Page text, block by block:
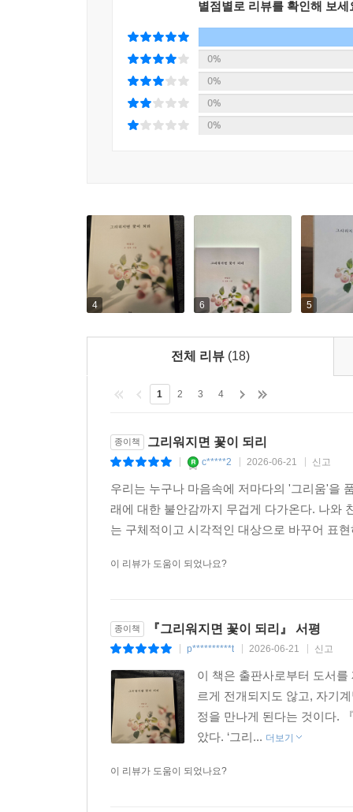
계단의 교훈 90
7월의 붉은 장미 92
슬픈 노래 94
단풍놀이 102
새봄이 기다려지는 이유 103
인생이 쓰니, 커피도 쓰다 104
제설 작업 105
눈 덮인 명동성당의 종소리 106
4부. 소소한 일상의 하루
하늘 풀장 110
좋은 아침 114
새벽 출근 115
화살기도 116
두발자전거 117
쩐의 전쟁 118
구겨진 로또 121
고단한 하루 124
로비의 쌍둥이 액자 126
중앙선 127
석촌호수 128
몽당연필과 나 129
버들피리 130
삶은 달걀 두 개 132
별점별로 리뷰를 확인해 보세
0%
0%
0%
0%
4 6 5
전체 리뷰 (18)
1 2 3 4
종이책 그리워지면 꽃이 되리
c*****2 2026-06-21 신고
우리는 누구나 마음속에 저마다의 '그리움'을
래에 대한 불안감까지 무겁게 다가온다. 나와
는 구체적이고 시각적인 대상으로 바꾸어 표
이 리뷰가 도움이 되었나요?
종이책 『그리워지면 꽃이 되리』 서평
p**********t 2026-06-21 신고
이 책은 출판사로부터 도서
르게 전개되지도 않고, 자기
정을 만나게 된다는 것이다.
았다. ‘그리... 더보기
이 리뷰가 도움이 되었나요?